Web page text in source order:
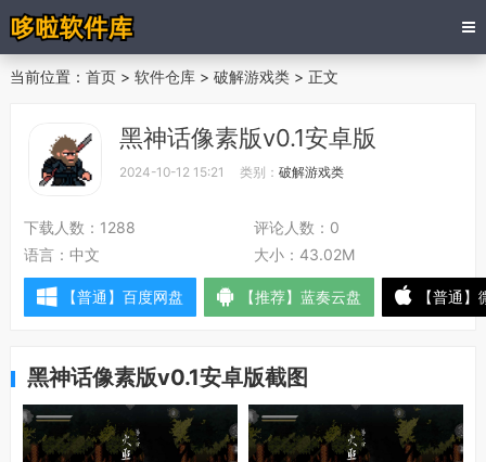
当前位置： 首页> 软件仓库> 破解游戏类> 正文
黑神话像素版v0.1安卓版
2024-10-12 15:21 类别：破解游戏类
下载人数： 1288 评论人数： 0
语言： 中文 大小： 43.02M
【普通】百度网盘 【推荐】蓝奏云盘 【普通
黑神话像素版v0.1安卓版截图